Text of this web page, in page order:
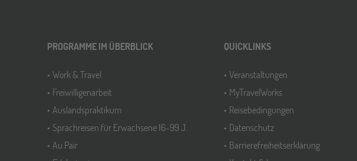
PROGRAMME IM ÜBERBLICK
Work & Travel
Freiwilligenarbeit
Auslandspraktikum
Sprachreisen für Erwachsene 16-99 J.
Au Pair
QUICKLINKS
Veranstaltungen
MyTravelWorks
Reisebedingungen
Datenschutz
Barrierefreiheitserklärung